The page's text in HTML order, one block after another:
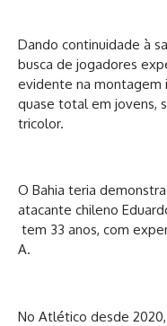
Dando continuidade à
busca de jogadores
evidente na montagem
quase total em jovens,
tricolor.
O Bahia teria
atacante chileno
tem 33 anos, com
A.
No Atlético desde